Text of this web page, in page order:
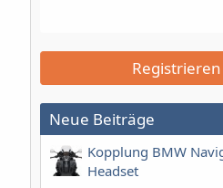
Registrieren
Neue Beiträge
Kopplung BMW
Headset